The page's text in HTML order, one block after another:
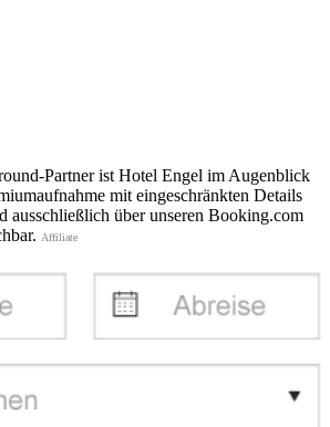
Partner ist Hotel Engel im Augenblick
mit eingeschränkten Details
ausschließlich über unseren Booking.com
Affiliate